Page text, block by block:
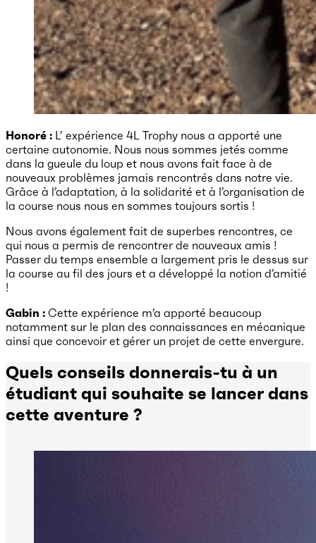
Honoré : L’ expérience 4L Trophy nous a apporté une
certaine autonomie. Nous nous sommes jetés comme
dans la gueule du loup et nous avons fait face à de
nouveaux problèmes jamais rencontrés dans notre vie.
Grâce à l’adaptation, à la solidarité et à l’organisation de
la course nous nous en sommes toujours sortis !
Nous avons également fait de superbes rencontres, ce
qui nous a permis de rencontrer de nouveaux amis !
Passer du temps ensemble a largement pris le dessus sur
la course au fil des jours et a développé la notion d’amitié
!
Gabin : Cette expérience m’a apporté beaucoup
notamment sur le plan des connaissances en mécanique
ainsi que concevoir et gérer un projet de cette envergure.
Quels conseils donnerais-tu à un
étudiant qui souhaite se lancer dans
cette aventure ?